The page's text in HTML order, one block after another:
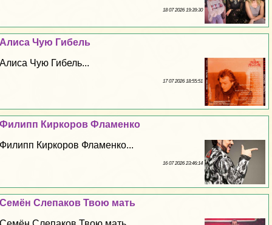
18 07 2026 19:39:30
Алиса Чую Гибель
Алиса Чую Гибель...
17 07 2026 18:55:51
Филипп Киркоров Фламенко
Филипп Киркоров Фламенко...
16 07 2026 23:46:14
Семён Слепаков Твою мать